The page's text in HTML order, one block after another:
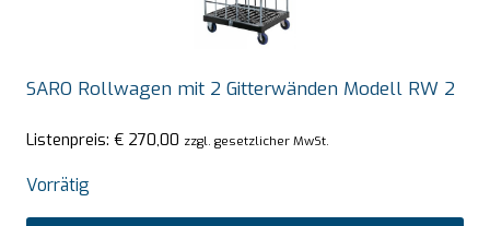
SARO Rollwagen mit 2 Gitterwänden Modell RW 2
Listenpreis: € 270,00 zzgl. gesetzlicher MwSt.
Vorrätig